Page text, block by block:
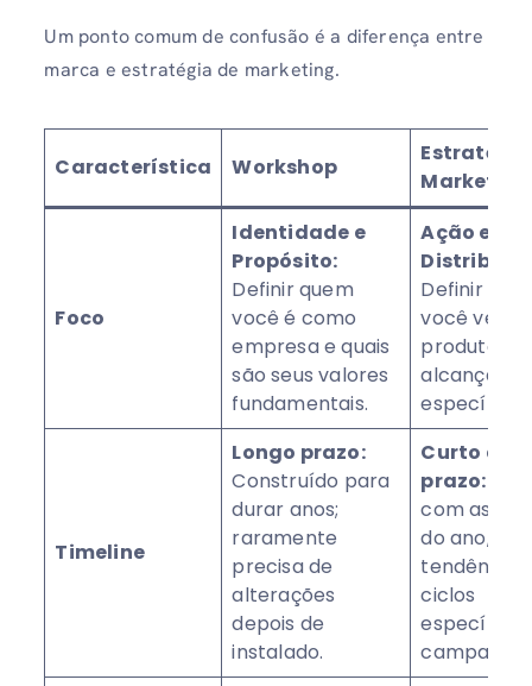
Um ponto comum de confusão é a diferença entre
marca e estratégia de marketing.
Característica Workshop
Marketing
Foco
Identidade e
Propósito:
Definir quem
você é como
empresa e quais
são seus valores
fundamentais.
Ação e
Definir
você
produtos
alcançará
Timeline
Longo prazo:
Construído para
durar anos;
raramente
precisa de
alterações
depois de
instalado.
Curto a
prazo:
com as
do ano, as
tendências
ciclos
campanha.